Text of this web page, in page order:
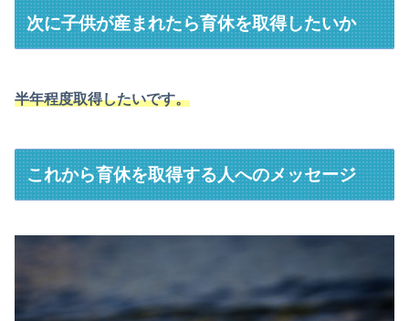
次に子供が産まれたら育休を取得したいか
半年程度取得したいです。
これから育休を取得する人へのメッセージ